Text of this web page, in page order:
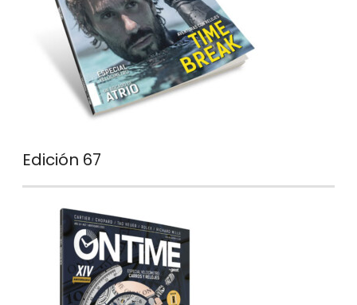
Edición 67